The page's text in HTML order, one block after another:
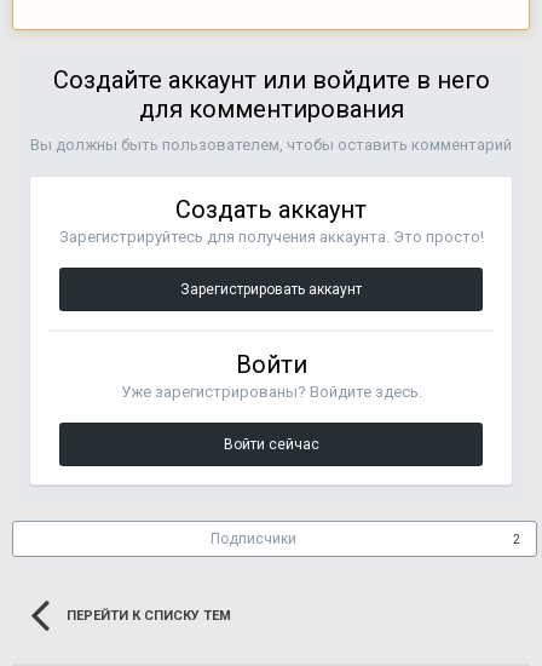
Создайте аккаунт или войдите в него
для комментирования
Вы должны быть пользователем, чтобы оставить комментарий
Создать аккаунт
Зарегистрируйтесь для получения аккаунта. Это просто!
Зарегистрировать аккаунт
Войти
Уже зарегистрированы? Войдите здесь.
Войти сейчас
Подписчики 2
ПЕРЕЙТИ К СПИСКУ ТЕМ